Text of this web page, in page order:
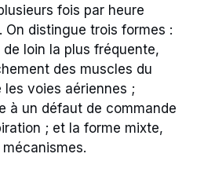
fois par heure
On distingue trois formes :
de loin la plus fréquente,
des muscles du
voies aériennes ;
à un défaut de commande
; et la forme mixte,